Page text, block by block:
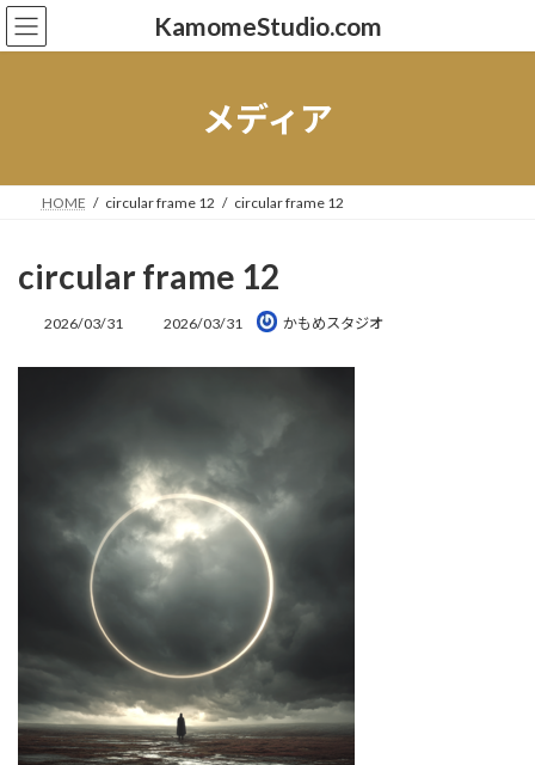
コ
ン
ナ
ビ
KamomeStudio.com
メディア
HOME circular frame 12 circular frame 12
circular frame 12
2026/03/31
最
2026/03/31 かもめスタジオ